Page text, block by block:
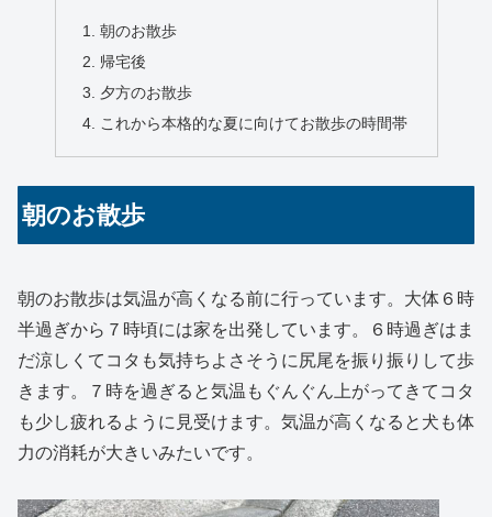
朝のお散歩
帰宅後
夕方のお散歩
これから本格的な夏に向けてお散歩の時間帯
朝のお散歩
朝のお散歩は気温が高くなる前に行っています。大体６時
半過ぎから７時頃には家を出発しています。６時過ぎはま
だ涼しくてコタも気持ちよさそうに尻尾を振り振りして歩
きます。７時を過ぎると気温もぐんぐん上がってきてコタ
も少し疲れるように見受けます。気温が高くなると犬も体
力の消耗が大きいみたいです。